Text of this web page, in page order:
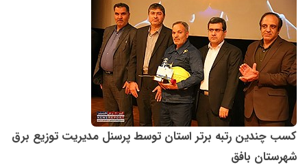
کسب چندین رتبه برتر استان توسط پرسنل مدیریت توزیع برق
شهرستان بافق